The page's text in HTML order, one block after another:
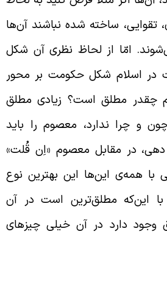
ساخته شده نباشند آن‌ها
امّا از لحاظ نظری آن شکل
اسلام شکل حکومت بر محور
مطلق است؟ زیادی مطلق
چرا ندارد، معصوم را باید
در مقابل معصوم «اِن قُلت»
با همه‌ی این‌ها این بهترین نوع
این‌که مطلق‌ترین است در آن
دارد در آن خیلی چیزهای